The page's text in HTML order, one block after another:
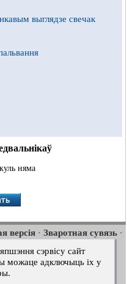
выглядзе свечак
няма
версія · Зваротная сувязь ·
2012-2018·
Lacetti
сэрвісу сайт
можаце адключыць іх у